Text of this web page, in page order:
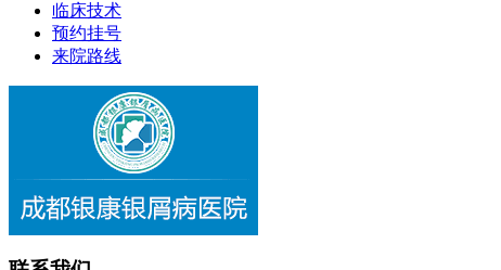
临床技术
预约挂号
来院路线